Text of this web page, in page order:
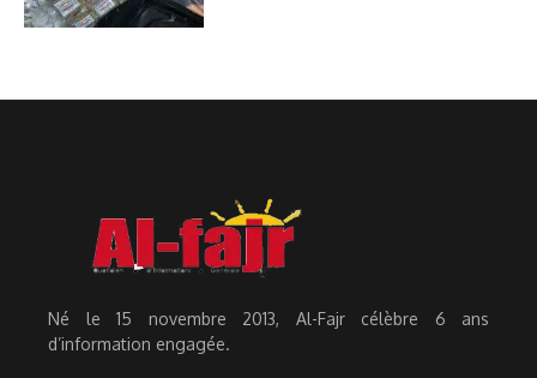
Né le 15 novembre 2013, Al-Fajr célèbre 6 ans
d’information engagée.